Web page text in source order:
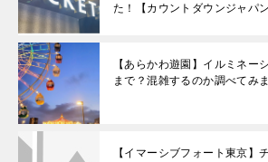
た！【カウントダウンジャパ
【あらかわ遊園】イルミネー
まで？混雑するのか調べてみ
【イマーシブフォート東京】